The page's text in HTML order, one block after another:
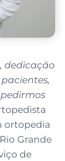
dedicação
ortopedia
Grande
de